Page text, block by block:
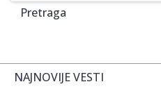
Pretraga
NAJNOVIJE VESTI